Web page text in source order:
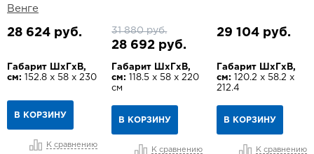
Венге
28 624 руб.
Габарит ШхГхВ,
см: 152.8 х 58 х 230
В КОРЗИНУ
К сравнению
31 880 руб.
28 692 руб.
Габарит ШхГхВ,
см:
118.5 х 58 х 220
см
В КОРЗИНУ
К сравнению
29 104 руб.
Габарит ШхГхВ,
см: 120.2 х 58.2 х
212.4
В КОРЗИНУ
К сравнению